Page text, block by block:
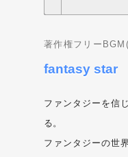
著作権フリー
fantasy star
ファンタジーを信
る。
ファンタジーの世